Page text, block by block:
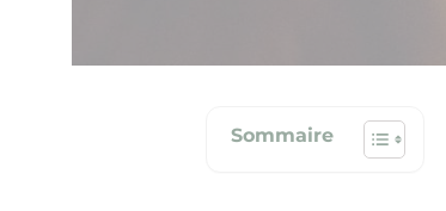
Sommaire
Copier l'url de la page
Partager l'article sur Facebook